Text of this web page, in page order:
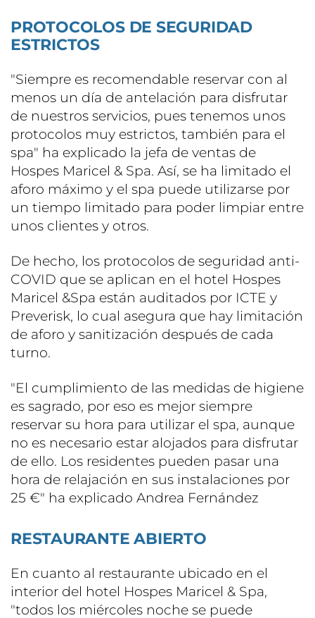
PROTOCOLOS DE SEGURIDAD
ESTRICTOS
"Siempre es recomendable reservar con al
menos un día de antelación para disfrutar
de nuestros servicios, pues tenemos unos
protocolos muy estrictos, también para el
spa" ha explicado la jefa de ventas de
Hospes Maricel & Spa. Así, se ha limitado el
aforo máximo y el spa puede utilizarse por
un tiempo limitado para poder limpiar entre
unos clientes y otros.
De hecho, los protocolos de seguridad anti-
COVID que se aplican en el hotel Hospes
Maricel &Spa están auditados por ICTE y
Preverisk, lo cual asegura que hay limitación
de aforo y sanitización después de cada
turno.
"El cumplimiento de las medidas de higiene
es sagrado, por eso es mejor siempre
reservar su hora para utilizar el spa, aunque
no es necesario estar alojados para disfrutar
de ello. Los residentes pueden pasar una
hora de relajación en sus instalaciones por
25 €" ha explicado Andrea Fernández
RESTAURANTE ABIERTO
En cuanto al restaurante ubicado en el
interior del hotel Hospes Maricel & Spa,
"todos los miércoles noche se puede